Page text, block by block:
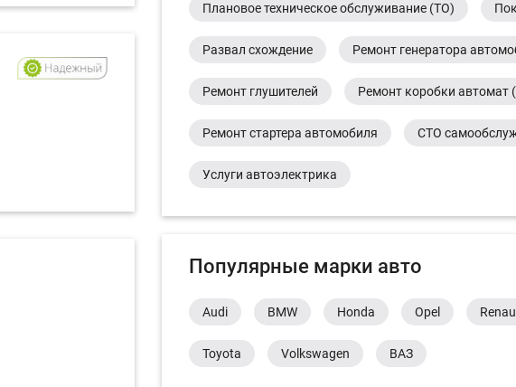
Плановое техническое обслуживание (ТО)
Развал схождение Ремонт генератора
Ремонт глушителей Ремонт коробки автомат
Ремонт стартера автомобиля СТО
Услуги автоэлектрика
Популярные марки авто
Audi BMW Honda Opel
Toyota Volkswagen ВАЗ